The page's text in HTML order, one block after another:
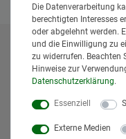
* Alle Preise inklusive
zuzüglich
Artikeln bei
(z.B. PayPal) bereits
Lieferzeiten gelten für
Die angezeigten
Die Datenverarbeitung
berechtigten Interesses
oder abgelehnt werden.
und die Einwilligung zu
zu widerrufen. Beachten
Hinweise zur
Daten­schutz­erklärung.
Essenziell
Externe Medien